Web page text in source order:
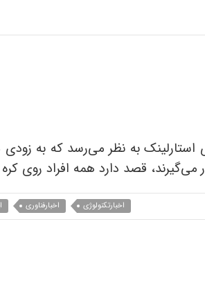
استارلینک به نظر می‌رسد که به
قصد دارد همه افراد روی
اخبارتکنولوژی اخبارفناوری